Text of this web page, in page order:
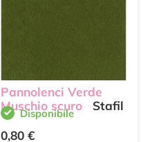
Pannolenci Verde
Muschio scuro
Stafil
Disponibile
0,80 €